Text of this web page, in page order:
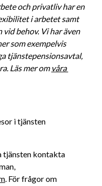
och privatliv har en
i arbetet samt
behov. Vi har även
som exempelvis
tjänstepensionsavtal,
Läs mer om våra
i tjänsten
tjänsten kontakta
. För frågor om